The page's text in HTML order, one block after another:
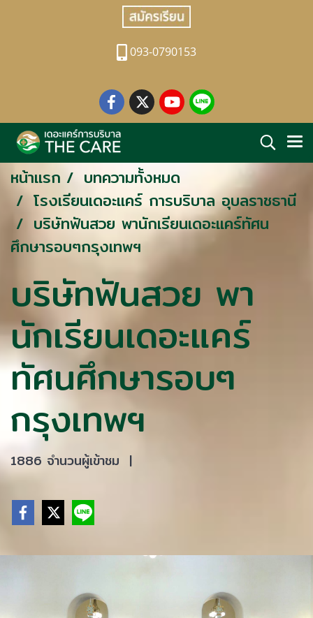
093-0790153
หน้าแรก
บทความทั้งหมด
โรงเรียนเดอะแคร์ การบริบาล อุบลราชธานี
บริษัทฟันสวย พานักเรียนเดอะแคร์ทัศน
ศึกษารอบๆกรุงเทพฯ
บริษัทฟันสวย พา
นักเรียนเดอะแคร์
ทัศนศึกษารอบๆ
กรุงเทพฯ
1886 จำนวนผู้เข้าชม |